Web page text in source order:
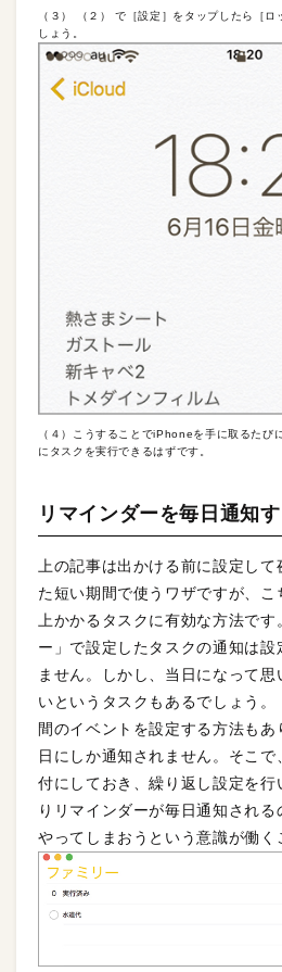
（３） （２） で［設定］をタップしたら［ロ
しょう。
（４）こうすることでiPhoneを手に取るたび
にタスクを実行できるはずです。
リマインダーを毎日通知
上の記事は出かける前に設定して
た短い期間で使うワザですが、こ
上かかるタスクに有効な方法です
ー」で設定したタスクの通知は設
ません。しかし、当日になって
いというタスクもあるでしょう。
間のイベントを設定する方法もあ
日にしか通知されません。そこで
付にしておき、繰り返し設定を行
りリマインダーが毎日通知される
やってしまおうという意識が働く